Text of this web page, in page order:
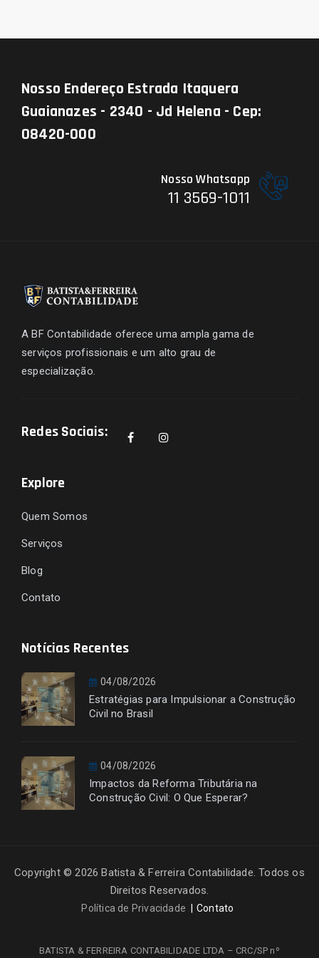
Nosso Endereço Estrada Itaquera
Guaianazes - 2340 - Jd Helena - Cep:
08420-000
Nosso Whatsapp
11 3569-1011
A BF Contabilidade oferece uma ampla gama de
serviços profissionais e um alto grau de
especialização.
Redes Sociais:
Explore
Quem Somos
Serviços
Blog
Contato
Notícias Recentes
04/08/2026
Estratégias para Impulsionar a Construção
Civil no Brasil
04/08/2026
Impactos da Reforma Tributária na
Construção Civil: O Que Esperar?
Copyright © 2026 Batista & Ferreira Contabilidade. Todos os
Direitos Reservados.
Política de Privacidade Contato
BATISTA & FERREIRA CONTABILIDADE LTDA – CRC/SP nº